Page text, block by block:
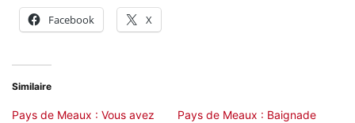
Facebook X
Similaire
Pays de Meaux : Vous avez
Pays de Meaux : Baignade